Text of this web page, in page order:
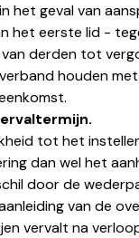
het geval van
het eerste lid -
derden tot
houden
tot het
dan wel het
door de
van de
vervalt na